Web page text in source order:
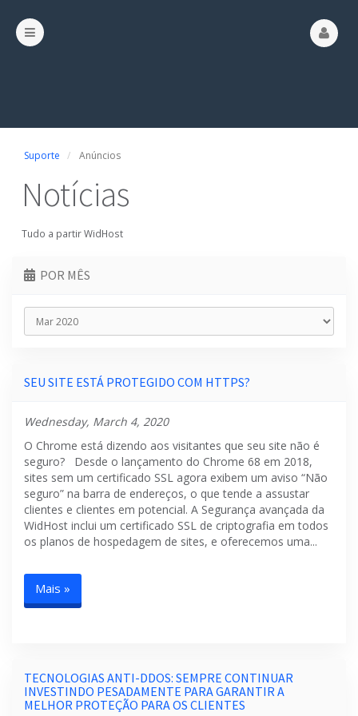
Suporte Anúncios
Notícias
Tudo a partir WidHost
POR MÊS
SEU SITE ESTÁ PROTEGIDO COM HTTPS?
Wednesday, March 4, 2020
O Chrome está dizendo aos visitantes que seu site não é
seguro? Desde o lançamento do Chrome 68 em 2018,
sites sem um certificado SSL agora exibem um aviso “Não
seguro” na barra de endereços, o que tende a assustar
clientes e clientes em potencial. A Segurança avançada da
WidHost inclui um certificado SSL de criptografia em todos
os planos de hospedagem de sites, e oferecemos uma...
Mais »
TECNOLOGIAS ANTI-DDOS: SEMPRE CONTINUAR
INVESTINDO PESADAMENTE PARA GARANTIR A
MELHOR PROTEÇÃO PARA OS CLIENTES